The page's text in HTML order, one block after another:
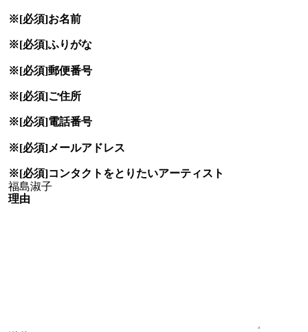
※[必須]お名前
※[必須]ふりがな
※[必須]郵便番号
※[必須]ご住所
※[必須]電話番号
※[必須]メールアドレス
※[必須]コンタクトをとりたいアーティスト
理由